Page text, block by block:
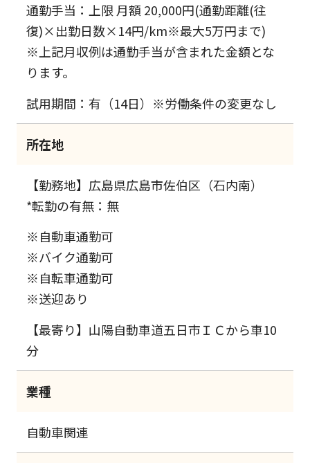
通勤手当：上限 月額 20,000円(通勤距離(往
復)×出勤日数×14円/km※最大5万円まで)
※上記月収例は通勤手当が含まれた金額とな
ります。
試用期間：有（14日）※労働条件の変更なし
所在地
【勤務地】広島県広島市佐伯区（石内南）
*転勤の有無：無
※自動車通勤可
※バイク通勤可
※自転車通勤可
※送迎あり
【最寄り】山陽自動車道五日市ＩＣから車10
分
業種
自動車関連